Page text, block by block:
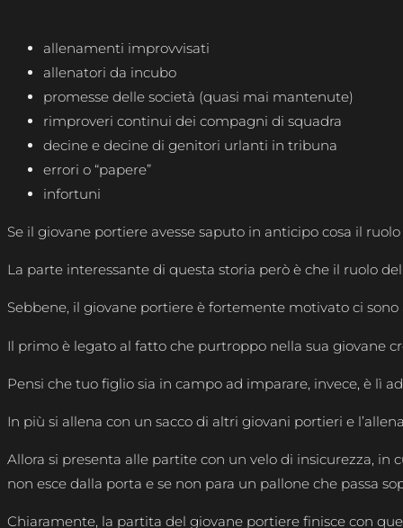
allenamenti improvvisati
allenatori da incubo
promesse delle società (quasi mai mantenute)
rimproveri continui dei compagni di squadra
decine e decine di genitori urlanti in tribuna
errori o “papere”
infortuni
Se il giovane portiere avesse saputo in anticipo cosa il
La parte interessante di questa storia però è che il ruolo
Sebbene, il giovane portiere è fortemente motivato ci
Il primo è legato al fatto che purtroppo nella sua giovane
Pensi che tuo figlio sia in campo ad imparare, invece, è lì
In più si allena con un sacco di altri giovani portieri e
Allora si presenta alle partite con un velo di insicurezza, in
non esce dalla porta e se non para un pallone che passa
Chiaramente, la partita del giovane portiere finisce con